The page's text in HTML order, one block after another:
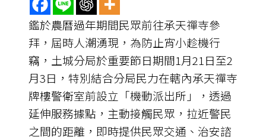
鑑於農曆過年期間民眾前往承天禪寺參
拜，屆時人潮湧現，為防止宵小趁機行
竊，土城分局於重要節日期間1月21日至2
月3日，特別結合分局民力在轄內承天禪寺
牌樓警衛室前設立「機動派出所」，透過
延伸服務據點，主動接觸民眾，拉近警民
之間的距離，即時提供民眾交通、治安諮